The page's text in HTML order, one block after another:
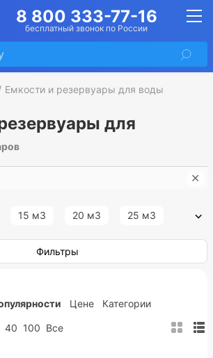
8 800 333-77-16
бесплатный звонок по России
Емкости и резервуары для воды
для
✕
15 м3 20 м3 25 м3
40 м3
120 м3 150 м3
Фильтры
Цене Категории
40 100 Все